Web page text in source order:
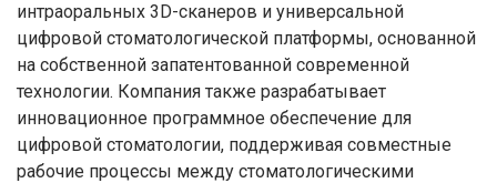
интраоральных 3D-сканеров и универсальной
цифровой стоматологической платформы, основанной
на собственной запатентованной современной
технологии. Компания также разрабатывает
инновационное программное обеспечение для
цифровой стоматологии, поддерживая совместные
рабочие процессы между стоматологическими